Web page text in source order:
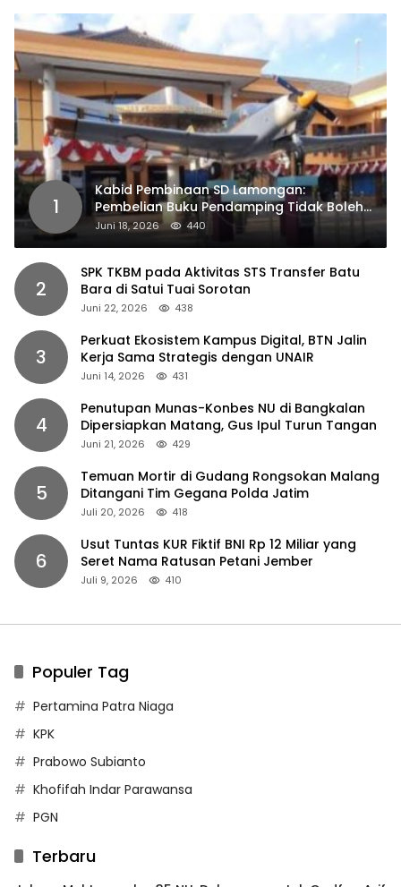
1
Kabid Pembinaan SD Lamongan:
Pembelian Buku Pendamping Tidak Boleh
Dipaksakan
Juni 18, 2026 440
2
SPK TKBM pada Aktivitas STS Transfer Batu
Bara di Satui Tuai Sorotan
Juni 22, 2026 438
3
Perkuat Ekosistem Kampus Digital, BTN Jalin
Kerja Sama Strategis dengan UNAIR
Juni 14, 2026 431
4
Penutupan Munas-Konbes NU di Bangkalan
Dipersiapkan Matang, Gus Ipul Turun Tangan
Juni 21, 2026 429
5
Temuan Mortir di Gudang Rongsokan Malang
Ditangani Tim Gegana Polda Jatim
Juli 20, 2026 418
6
Usut Tuntas KUR Fiktif BNI Rp 12 Miliar yang
Seret Nama Ratusan Petani Jember
Juli 9, 2026 410
Populer Tag
Pertamina Patra Niaga
KPK
Prabowo Subianto
Khofifah Indar Parawansa
PGN
Terbaru